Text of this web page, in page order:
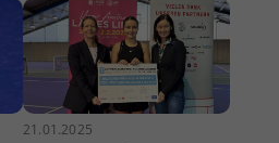
21.01.2025